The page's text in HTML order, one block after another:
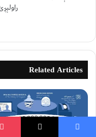
Related Articles